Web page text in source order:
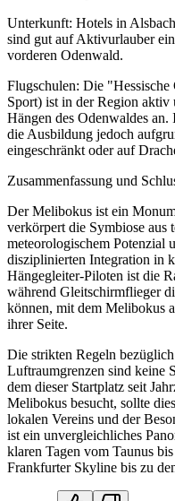
Unterkunft: Hotels in
sind gut auf Aktivurlauber
vorderen Odenwald.
Flugschulen: Die
Sport) ist in der Region aktiv
Hängen des Odenwaldes
die Ausbildung jedoch
eingeschränkt oder auf
Zusammenfassung und
Der Melibokus ist ein
verkörpert die Symbiose aus
meteorologischem Potenzial
disziplinierten Integration in
Hängegleiter-Piloten ist die
während Gleitschirmflieger
können, mit dem Melibokus
ihrer Seite.
Die strikten Regeln
Luftraumgrenzen sind keine
dem dieser Startplatz seit
Melibokus besucht, sollte
lokalen Vereins und der
ist ein unvergleichliches
klaren Tagen vom Taunus
Frankfurter Skyline bis zu